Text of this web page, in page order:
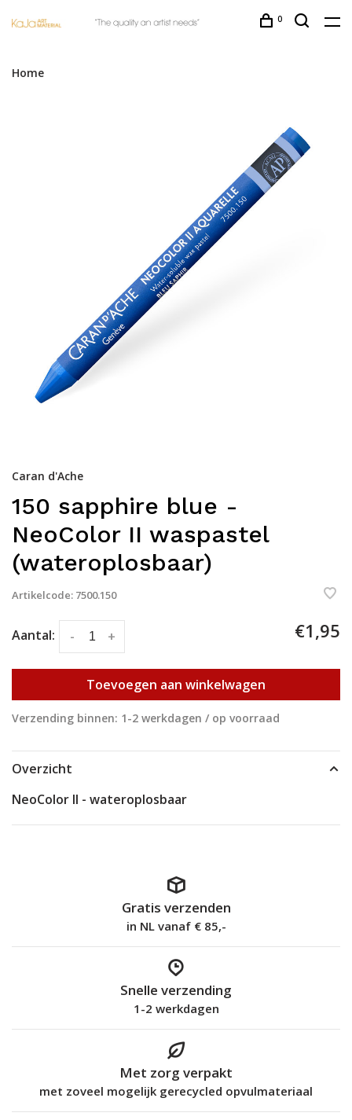
0
Home
Caran d'Ache
150 sapphire blue -
NeoColor II waspastel
(wateroplosbaar)
Artikelcode: 7500.150
Aantal: +
- €1,95
Toevoegen aan winkelwagen
Verzending binnen: 1-2 werkdagen / op voorraad
Overzicht
NeoColor II - wateroplosbaar
Gratis verzenden
in NL vanaf € 85,-
Snelle verzending
1-2 werkdagen
Met zorg verpakt
met zoveel mogelijk gerecycled opvulmateriaal